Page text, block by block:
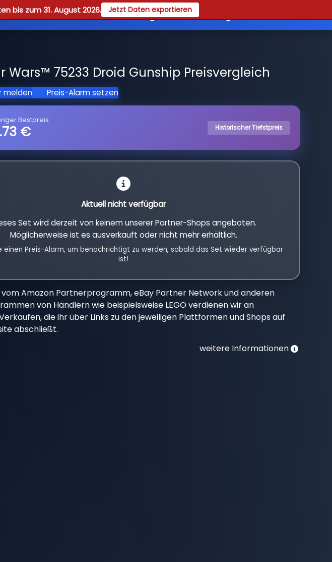
bis zum 31. August 2026. Jetzt Daten exportieren
Reviews Guides Registrieren
Wars™ 75233 Droid Gunship Preisvergleich
melden Preis-Alarm setzen
Bestpreis
€ Historischer Tiefstpreis
Aktuell nicht verfügbar
Set wird derzeit von keinem unserer Partner-Shops angeboten.
Möglicherweise ist es ausverkauft oder nicht mehr erhältlich.
einen Preis-Alarm, um benachrichtigt zu werden, sobald das Set wieder verfügbar
ist!
Amazon Partnerprogramm, eBay Partner Network und anderen
von Händlern wie beispielsweise LEGO verdienen wir an
die ihr über Links zu den jeweiligen Plattformen und Shops auf
abschließt.
weitere Informationen